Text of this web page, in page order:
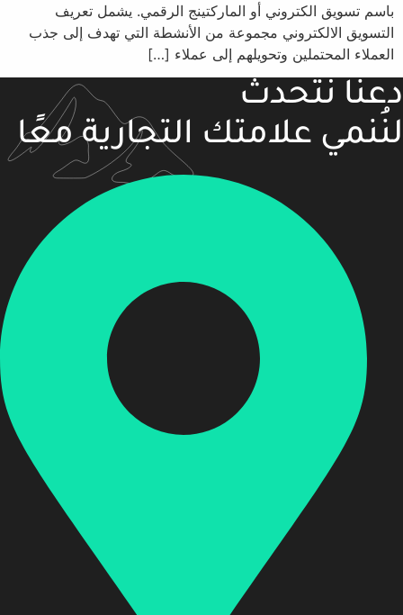
باسم تسويق الكتروني أو الماركتينج الرقمي. يشمل تعريف
التسويق الالكتروني مجموعة من الأنشطة التي تهدف إلى جذب
العملاء المحتملين وتحويلهم إلى عملاء […]
دعنا نتحدث
لنُنمي علامتك التجارية معًا